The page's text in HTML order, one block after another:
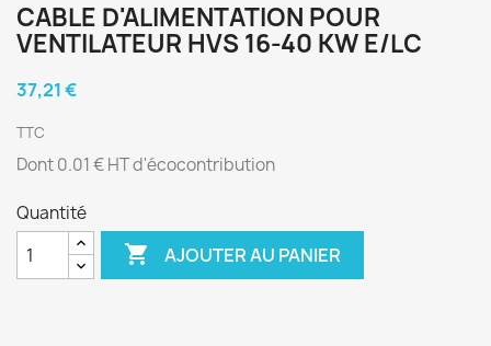
CABLE D'ALIMENTATION POUR
VENTILATEUR HVS 16-40 KW E/LC
37,21 €
TTC
Dont 0.01 € HT d'écocontribution
Quantité
 AJOUTER AU PANIER